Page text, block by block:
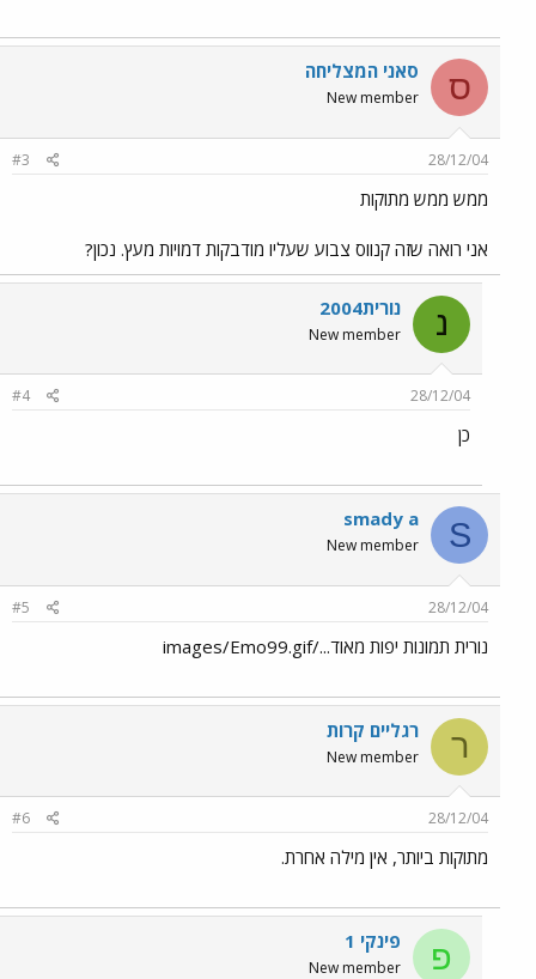
ס סאני המצליחה
New member
28/12/04
#3
ממש ממש מתוקות
אני רואה שזה קנווס צבוע שעליו מודבקות דמויות מעץ. נכון?
נ נורית2004
New member
28/12/04
#4
כן
S
smady a
New member
28/12/04
#5
נורית תמונות יפות מאוד.../images/Emo99.gif
ר רגליים קרות
New member
28/12/04
#6
מתוקות ביותר, אין מילה אחרת.
פ פינקי 1
New member